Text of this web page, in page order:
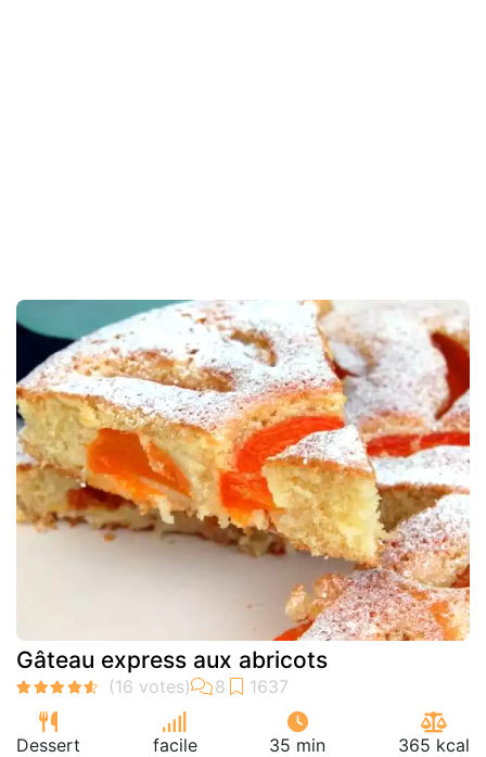
Gâteau express aux abricots
Dessert facile 35 min 365 kcal